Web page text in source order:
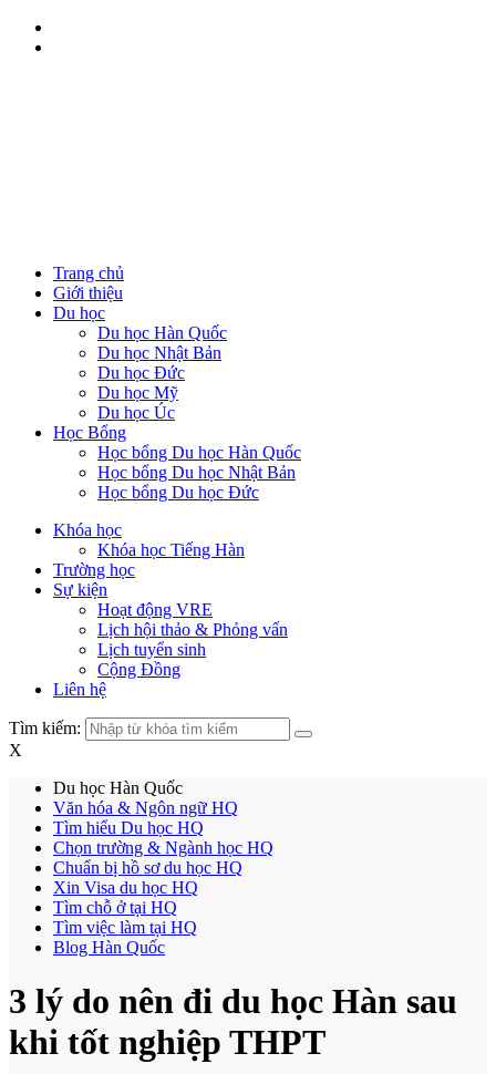
Trang chủ
Giới thiệu
Du học
Du học Hàn Quốc
Du học Nhật Bản
Du học Đức
Du học Mỹ
Du học Úc
Học Bổng
Học bổng Du học Hàn Quốc
Học bổng Du học Nhật Bản
Học bổng Du học Đức
Khóa học
Khóa học Tiếng Hàn
Trường học
Sự kiện
Hoạt động VRE
Lịch hội thảo & Phỏng vấn
Lịch tuyển sinh
Cộng Đồng
Liên hệ
Tìm kiếm:
X
Du học Hàn Quốc
Văn hóa & Ngôn ngữ HQ
Tìm hiểu Du học HQ
Chọn trường & Ngành học HQ
Chuẩn bị hồ sơ du học HQ
Xin Visa du học HQ
Tìm chỗ ở tại HQ
Tìm việc làm tại HQ
Blog Hàn Quốc
3 lý do nên đi du học Hàn sau
khi tốt nghiệp THPT